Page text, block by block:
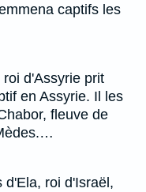
captifs les
d'Assyrie prit
en Assyrie. Il les
fleuve de
d'Ela, roi d'Israël,